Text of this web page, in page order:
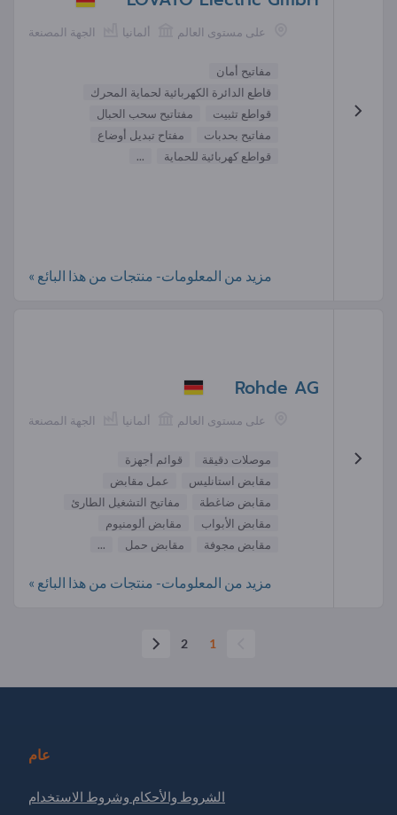
الجهة المصنعة ألمانيا على مستوى العالم
مفاتيح أمان
قاطع الدائرة الكهربائية لحماية المحرك
قواطع تثبيت
مفتاتيح سحب الحبال
مفاتيح بحدبات
مفتاح تبديل أوضاع
قواطع كهربائية للحماية
...
مزيد من المعلومات- منتجات من هذا البائع »
Rohde AG
الجهة المصنعة ألمانيا على مستوى العالم
موصلات دقيقة
قوائم أجهزة
مقابض استانليس
عمل مقابض
مقابض ضاغطة
مفاتيح التشغيل الطارئ
مقابض الأبواب
مقابض ألومنيوم
مقابض مجوفة
مقابض حمل ...
مزيد من المعلومات- منتجات من هذا البائع »
1
2
عام
الشروط والأحكام وشروط الاستخدام